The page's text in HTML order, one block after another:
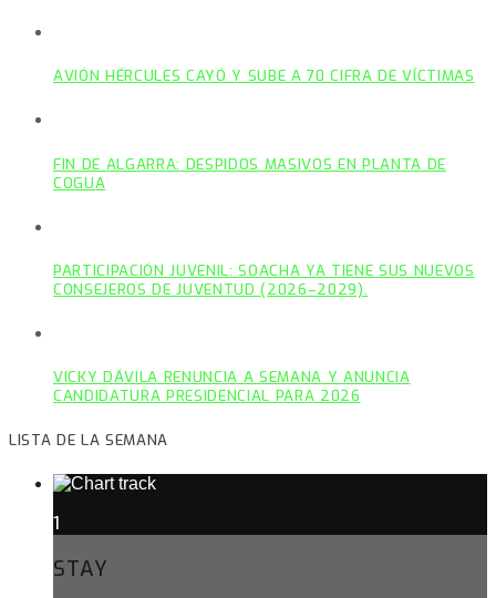
AVIÓN HÉRCULES CAYÓ Y SUBE A 70 CIFRA DE VÍCTIMAS
FIN DE ALGARRA: DESPIDOS MASIVOS EN PLANTA DE
COGUA
PARTICIPACIÓN JUVENIL: SOACHA YA TIENE SUS NUEVOS
CONSEJEROS DE JUVENTUD (2026–2029).
VICKY DÁVILA RENUNCIA A SEMANA Y ANUNCIA
CANDIDATURA PRESIDENCIAL PARA 2026
LISTA DE LA SEMANA
1
STAY